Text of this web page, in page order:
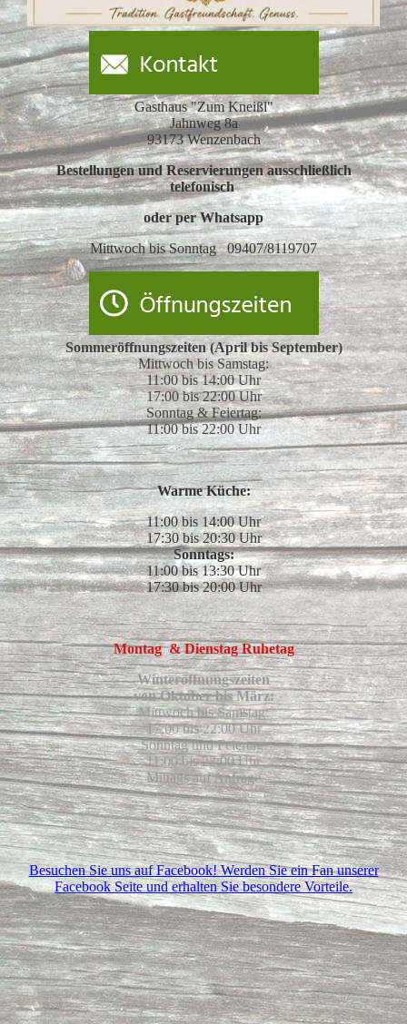
Gasthaus "Zum Kneißl"
Jahnweg 8a
93173 Wenzenbach
Bestellungen und Reservierungen ausschließlich
telefonisch
oder per Whatsapp
Mittwoch bis Sonntag 09407/8119707
Sommeröffnungszeiten (April bis September)
Mittwoch bis Samstag:
11:00 bis 14:00 Uhr
17:00 bis 22:00 Uhr
Sonntag & Feiertag:
11:00 bis 22:00 Uhr
Warme Küche:
11:00 bis 14:00 Uhr
17:30 bis 20:30 Uhr
Sonntags:
11:00 bis 13:30 Uhr
17:30 bis 20:00 Uhr
Montag & Dienstag Ruhetag
Winteröffnungszeiten
von Oktober bis März:
Mittwoch bis Samstag:
17:00 bis 22:00 Uhr
Sonntag und Feiertag:
11:00 bis 22:00 Uhr
Mittags auf Anfrage
Besuchen Sie uns auf Facebook! Werden Sie ein Fan unserer
Facebook Seite und erhalten Sie besondere Vorteile.